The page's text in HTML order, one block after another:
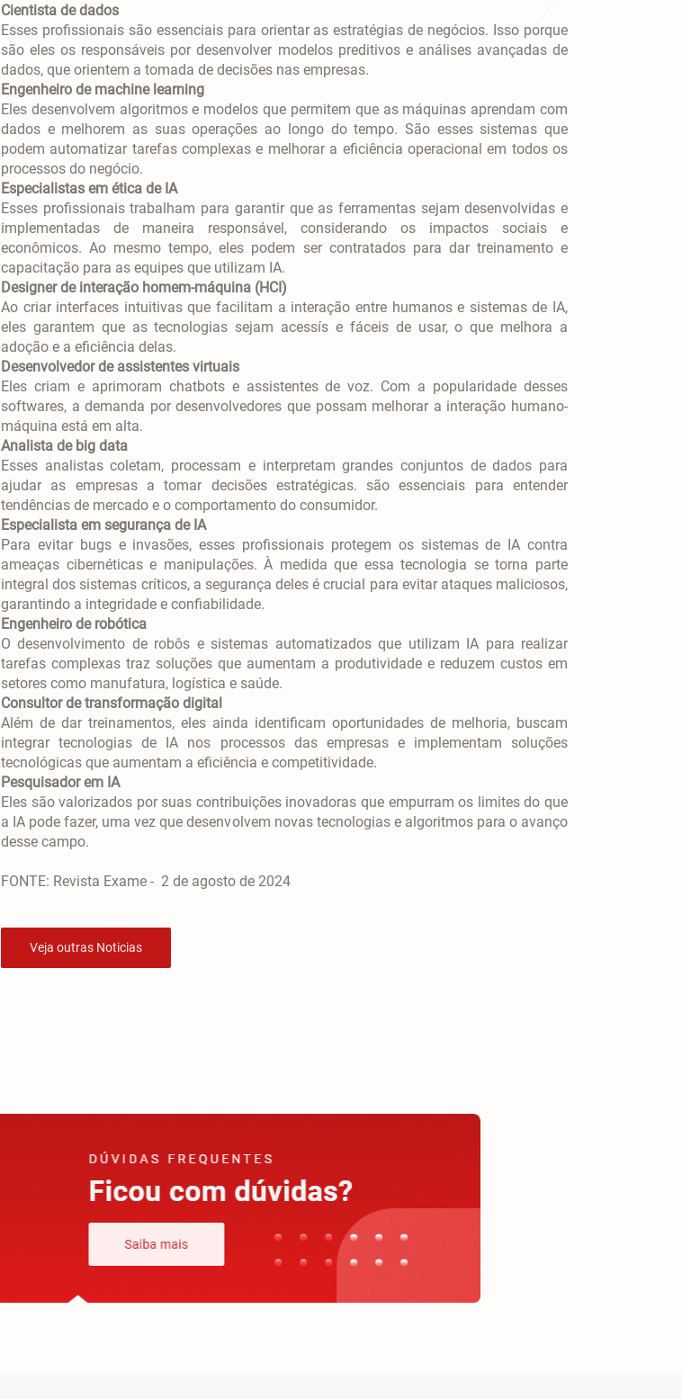
Cientista de dados
Esses profissionais são essenciais para orientar as estratégias de negócios. Isso porque
são eles os responsáveis por desenvolver modelos preditivos e análises avançadas de
dados, que orientem a tomada de decisões nas empresas.
Engenheiro de machine learning
Eles desenvolvem algoritmos e modelos que permitem que as máquinas aprendam com
dados e melhorem as suas operações ao longo do tempo. São esses sistemas que
podem automatizar tarefas complexas e melhorar a eficiência operacional em todos os
processos do negócio.
Especialistas em ética de IA
Esses profissionais trabalham para garantir que as ferramentas sejam desenvolvidas e
implementadas de maneira responsável, considerando os impactos sociais e
econômicos. Ao mesmo tempo, eles podem ser contratados para dar treinamento e
capacitação para as equipes que utilizam IA.
Designer de interação homem-máquina (HCI)
Ao criar interfaces intuitivas que facilitam a interação entre humanos e sistemas de IA,
eles garantem que as tecnologias sejam acessís e fáceis de usar, o que melhora a
adoção e a eficiência delas.
Desenvolvedor de assistentes virtuais
Eles criam e aprimoram chatbots e assistentes de voz. Com a popularidade desses
softwares, a demanda por desenvolvedores que possam melhorar a interação humano-
máquina está em alta.
Analista de big data
Esses analistas coletam, processam e interpretam grandes conjuntos de dados para
ajudar as empresas a tomar decisões estratégicas. são essenciais para entender
tendências de mercado e o comportamento do consumidor.
Especialista em segurança de IA
Para evitar bugs e invasões, esses profissionais protegem os sistemas de IA contra
ameaças cibernéticas e manipulações. À medida que essa tecnologia se torna parte
integral dos sistemas críticos, a segurança deles é crucial para evitar ataques maliciosos,
garantindo a integridade e confiabilidade.
Engenheiro de robótica
O desenvolvimento de robôs e sistemas automatizados que utilizam IA para realizar
tarefas complexas traz soluções que aumentam a produtividade e reduzem custos em
setores como manufatura, logística e saúde.
Consultor de transformação digital
Além de dar treinamentos, eles ainda identificam oportunidades de melhoria, buscam
integrar tecnologias de IA nos processos das empresas e implementam soluções
tecnológicas que aumentam a eficiência e competitividade.
Pesquisador em IA
Eles são valorizados por suas contribuições inovadoras que empurram os limites do que
a IA pode fazer, uma vez que desenvolvem novas tecnologias e algoritmos para o avanço
desse campo.
FONTE: Revista Exame - 2 de agosto de 2024
Veja outras Noticias